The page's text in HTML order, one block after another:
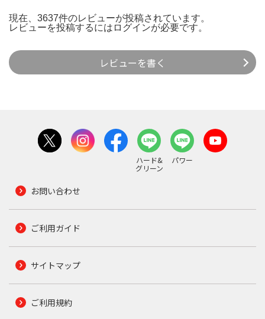
現在、3637件のレビューが投稿されています。
レビューを投稿するには ログインが必要です。
レビューを書く
ハード&
グリーン
パワー
お問い合わせ
ご利用ガイド
サイトマップ
ご利用規約